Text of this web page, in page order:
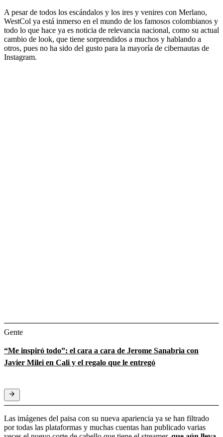
A pesar de todos los escándalos y los ires y venires con Merlano,
WestCol ya está inmerso en el mundo de los famosos colombianos y
todo lo que hace ya es noticia de relevancia nacional, como su actual
cambio de look, que tiene sorprendidos a muchos y hablando a
otros, pues no ha sido del gusto para la mayoría de cibernautas de
Instagram.
Gente
“Me inspiró todo”: el cara a cara de Jerome Sanabria con
Javier Milei en Cali y el regalo que le entregó
Las imágenes del paisa con su nueva apariencia ya se han filtrado
por todas las plataformas y muchas cuentas han publicado varias